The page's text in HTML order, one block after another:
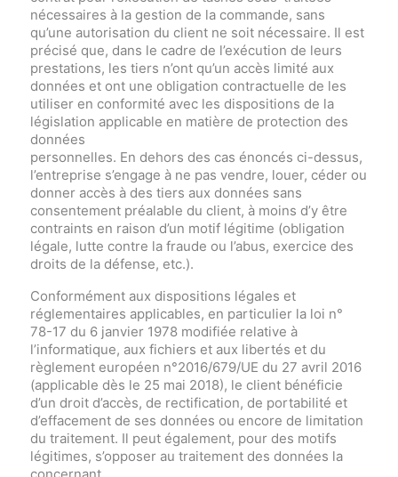
nécessaires à la gestion de la commande, sans
qu’une autorisation du client ne soit nécessaire. Il est
précisé que, dans le cadre de l’exécution de leurs
prestations, les tiers n’ont qu’un accès limité aux
données et ont une obligation contractuelle de les
utiliser en conformité avec les dispositions de la
législation applicable en matière de protection des
données
personnelles. En dehors des cas énoncés ci-dessus,
l’entreprise s’engage à ne pas vendre, louer, céder ou
donner accès à des tiers aux données sans
consentement préalable du client, à moins d’y être
contraints en raison d’un motif légitime (obligation
légale, lutte contre la fraude ou l’abus, exercice des
droits de la défense, etc.).
Conformément aux dispositions légales et
réglementaires applicables, en particulier la loi n°
78-17 du 6 janvier 1978 modifiée relative à
l’informatique, aux fichiers et aux libertés et du
règlement européen n°2016/679/UE du 27 avril 2016
(applicable dès le 25 mai 2018), le client bénéficie
d’un droit d’accès, de rectification, de portabilité et
d’effacement de ses données ou encore de limitation
du traitement. Il peut également, pour des motifs
légitimes, s’opposer au traitement des données la